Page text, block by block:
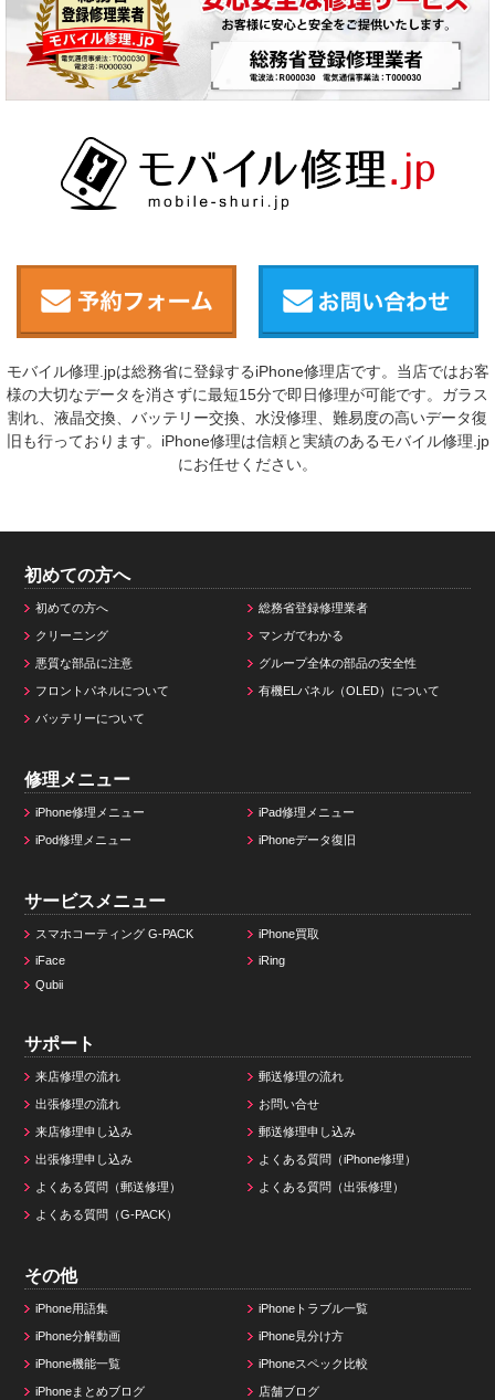
モバイル修理.jpは総務省に登録するiPhone修理店です。当店ではお客
様の大切なデータを消さずに最短15分で即日修理が可能です。ガラス
割れ、液晶交換、バッテリー交換、水没修理、難易度の高いデータ復
旧も行っております。iPhone修理は信頼と実績のあるモバイル修理.jp
にお任せください。
初めての方へ
初めての方へ 総務省登録修理業者
クリーニング マンガでわかる
悪質な部品に注意 グループ全体の部品の安全性
フロントパネルについて 有機ELパネル（OLED）について
バッテリーについて
修理メニュー
iPhone修理メニュー iPad修理メニュー
iPod修理メニュー iPhoneデータ復旧
サービスメニュー
スマホコーティング G-PACK
iPhone買取
iFace
iRing
Qubii
サポート
来店修理の流れ 郵送修理の流れ
出張修理の流れ お問い合せ
来店修理申し込み 郵送修理申し込み
出張修理申し込み よくある質問（iPhone修理）
よくある質問（郵送修理） よくある質問（出張修理）
よくある質問（G-PACK）
その他
iPhone用語集 iPhoneトラブル一覧
iPhone分解動画 iPhone見分け方
iPhone機能一覧 iPhoneスペック比較
iPhoneまとめブログ 店舗ブログ